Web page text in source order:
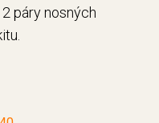
páry nosných